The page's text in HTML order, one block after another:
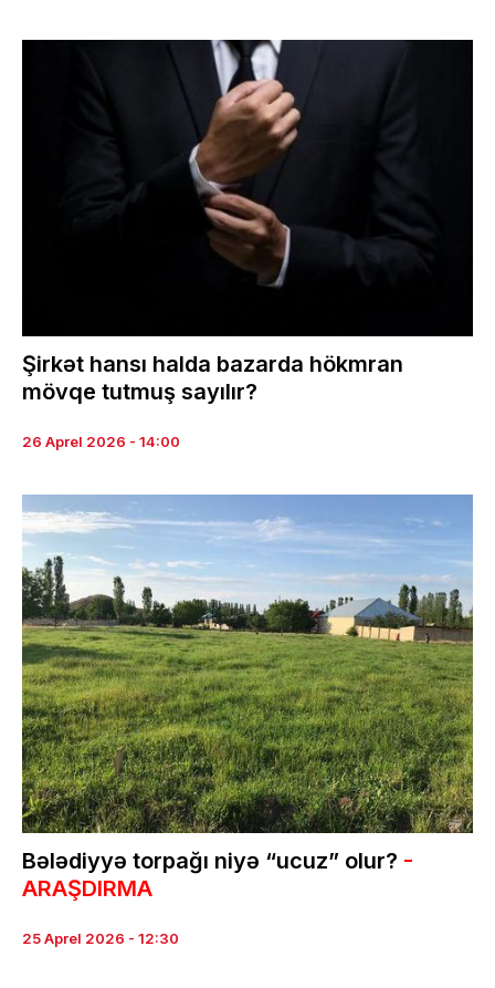
Şirkət hansı halda bazarda hökmran
mövqe tutmuş sayılır?
26 Aprel 2026 - 14:00
Bələdiyyə torpağı niyə “ucuz” olur? -
ARAŞDIRMA
25 Aprel 2026 - 12:30